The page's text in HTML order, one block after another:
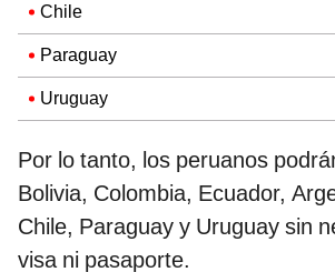
Chile
Paraguay
Uruguay
Por lo tanto, los peruanos
Bolivia, Colombia, Ecuador,
Chile, Paraguay y Uruguay sin
visa ni pasaporte.